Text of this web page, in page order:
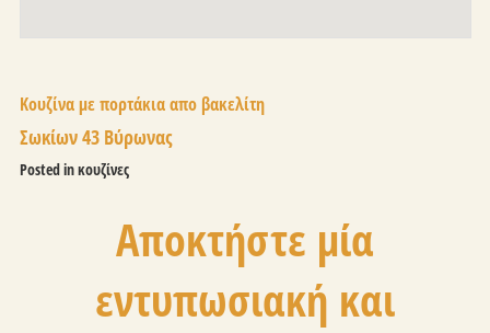
Κουζίνα με πορτάκια απο βακελίτη
Σωκίων 43 Βύρωνας
Posted inκουζίνες
Αποκτήστε μία
εντυπωσιακή και